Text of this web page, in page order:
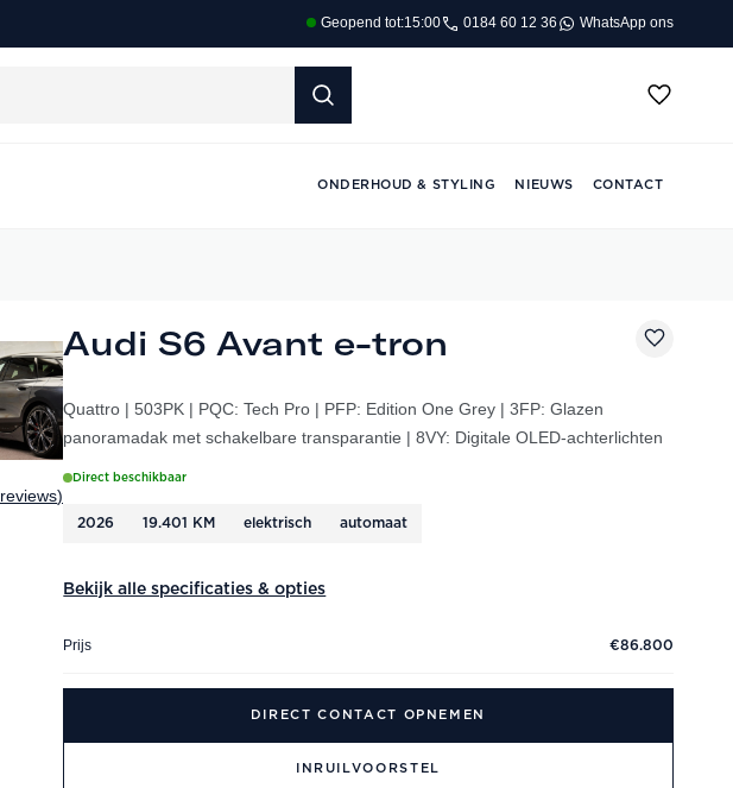
Geopend tot:15:00 0184 60 12 36 WhatsApp ons
ONDERHOUD & STYLING NIEUWS CONTACT
reviews)
Audi S6 Avant e-tron
Quattro | 503PK | PQC: Tech Pro | PFP: Edition One Grey | 3FP: Glazen
panoramadak met schakelbare transparantie | 8VY: Digitale OLED-achterlichten
Direct beschikbaar
2026 19.401 KM elektrisch automaat
Bekijk alle specificaties & opties
Prijs €86.800
DIRECT CONTACT OPNEMEN
INRUILVOORSTEL